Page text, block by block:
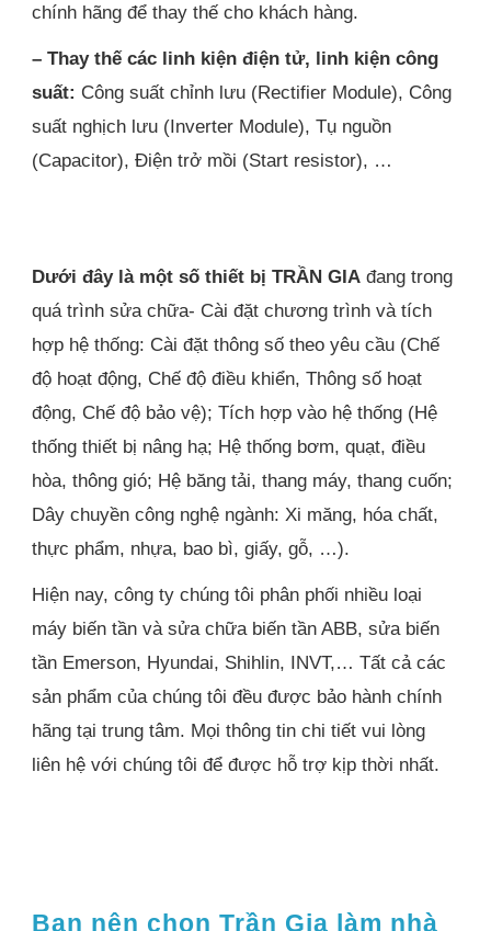
chính hãng để thay thế cho khách hàng.
– Thay thế các linh kiện điện tử, linh kiện công
suất: Công suất chỉnh lưu (Rectifier Module), Công
suất nghịch lưu (Inverter Module), Tụ nguồn
(Capacitor), Điện trở mồi (Start resistor), …
Dưới đây là một số thiết bị TRẦN GIA đang trong
quá trình sửa chữa- Cài đặt chương trình và tích
hợp hệ thống: Cài đặt thông số theo yêu cầu (Chế
độ hoạt động, Chế độ điều khiển, Thông số hoạt
động, Chế độ bảo vệ); Tích hợp vào hệ thống (Hệ
thống thiết bị nâng hạ; Hệ thống bơm, quạt, điều
hòa, thông gió; Hệ băng tải, thang máy, thang cuốn;
Dây chuyền công nghệ ngành: Xi măng, hóa chất,
thực phẩm, nhựa, bao bì, giấy, gỗ, …).
Hiện nay, công ty chúng tôi phân phối nhiều loại
máy biến tần và sửa chữa biến tần ABB, sửa biến
tần Emerson, Hyundai, Shihlin, INVT,… Tất cả các
sản phẩm của chúng tôi đều được bảo hành chính
hãng tại trung tâm. Mọi thông tin chi tiết vui lòng
liên hệ với chúng tôi để được hỗ trợ kịp thời nhất.
Bạn nên chọn Trần Gia làm nhà